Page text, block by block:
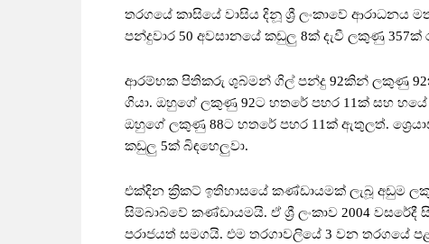
තරගයේ කාසියේ වාසිය දිනූ ශ්‍රී ලංකාවේ
පන්දුවාර 50 අවසානයේ කඩුලු 8ක් දැවී ලකුණු 357ක්
ආරම්භක පිතිකරු ශුබ්මන් ගිල් පන්දු 92කින් ලකුණු 92ක්
ගියා. ඔහුගේ ලකුණු 92ට හතරේ පහර 11ක් සහ
ඔහුගේ ලකුණු 88ට හතරේ පහර 11ක් ඇතුලත්.
කඩුලු 5ක් බිඳහෙලුවා.
එක්දින ක්‍රිකට් ඉතිහාසයේ කණ්ඩායමක් ලැබූ අඩුම
සිම්බාබ්වේ කණ්ඩායමයි. ඒ ශ්‍රී ලංකාව 2004
පරාජයත් සමගයි. එම තරගාවලියේ 3 වන තරගයේ